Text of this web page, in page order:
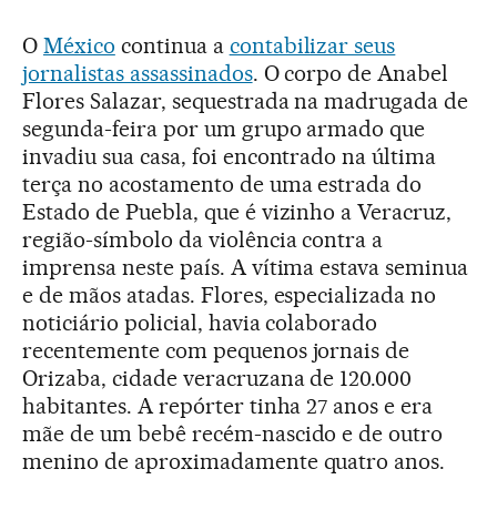
O México continua a contabilizar seus
jornalistas assassinados. O corpo de Anabel
Flores Salazar, sequestrada na madrugada de
segunda-feira por um grupo armado que
invadiu sua casa, foi encontrado na última
terça no acostamento de uma estrada do
Estado de Puebla, que é vizinho a Veracruz,
região-símbolo da violência contra a
imprensa neste país. A vítima estava seminua
e de mãos atadas. Flores, especializada no
noticiário policial, havia colaborado
recentemente com pequenos jornais de
Orizaba, cidade veracruzana de 120.000
habitantes. A repórter tinha 27 anos e era
mãe de um bebê recém-nascido e de outro
menino de aproximadamente quatro anos.